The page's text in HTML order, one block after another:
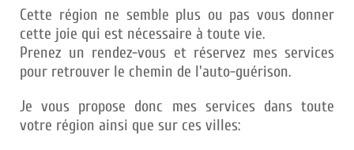
Cette région ne semble plus ou pas vous donner
cette joie qui est nécessaire à toute vie.
Prenez un rendez-vous et réservez mes services
pour retrouver le chemin de l'auto-guérison.
Je vous propose donc mes services dans toute
votre région ainsi que sur ces villes: